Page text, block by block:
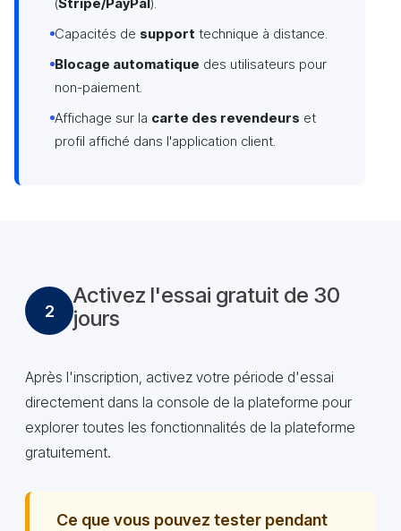
Capacités de support technique à distance.
Blocage automatique des utilisateurs pour
non-paiement.
Affichage sur la carte des revendeurs et
profil affiché dans l'application client.
2
Activez l'essai gratuit de 30
jours
Après l'inscription, activez votre période d'essai
directement dans la console de la plateforme pour
explorer toutes les fonctionnalités de la plateforme
gratuitement.
Ce que vous pouvez tester pendant